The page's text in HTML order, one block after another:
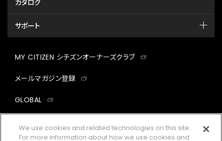
カタログ
サポート
MY CITIZEN シチズンオーナーズクラブ
メールマガジン登録
GLOBAL
facebookinstagramtwitter
We use cookies and related technologies on this site.
For more information about how we use cookies and